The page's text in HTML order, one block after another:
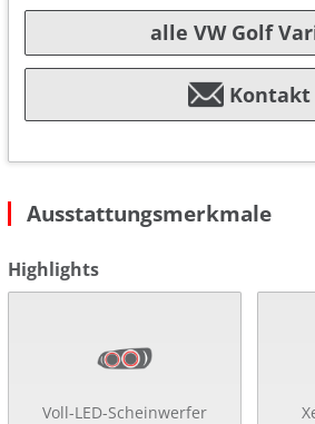
alle VW Golf
Kontakt
Ausstattungsmerkmale
Highlights
Voll-LED-Scheinwerfer